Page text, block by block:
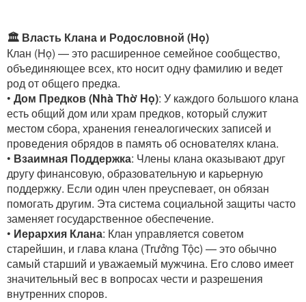
🏛️ Власть Клана и Родословной (Họ)
Клан (Họ) — это расширенное семейное сообщество,
объединяющее всех, кто носит одну фамилию и ведет
род от общего предка.
• Дом Предков (Nhà Thờ Họ): У каждого большого клана
есть общий дом или храм предков, который служит
местом сбора, хранения генеалогических записей и
проведения обрядов в память об основателях клана.
• Взаимная Поддержка: Члены клана оказывают друг
другу финансовую, образовательную и карьерную
поддержку. Если один член преуспевает, он обязан
помогать другим. Эта система социальной защиты часто
заменяет государственное обеспечение.
• Иерархия Клана: Клан управляется советом
старейшин, и глава клана (Trưởng Tộc) — это обычно
самый старший и уважаемый мужчина. Его слово имеет
значительный вес в вопросах чести и разрешения
внутренних споров.